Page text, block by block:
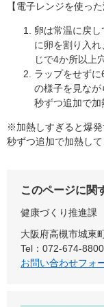
【電子レンジを使っ
卵は常温に戻し
に卵を割り入
じで4か所以上
ラップをせず
の様子を見な
秒ずつ追加で加
※加熱しすぎると爆
秒ずつ追加で加熱して
このページに関
健康づくり推進課
大阪府高槻市城東
Tel：072-674-8800
お問い合わせフォ